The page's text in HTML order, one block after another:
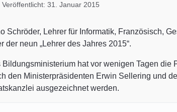
Veröffentlicht: 31. Januar 2015
Schröder, Lehrer für Informatik, Französisch,
der neun „Lehrer des Jahres 2015“.
Bildungsministerium hat vor wenigen Tagen die
den Ministerpräsidenten Erwin Sellering und
ausgezeichnet werden.